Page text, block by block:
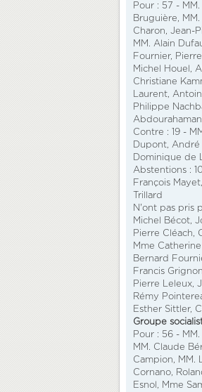
Pour : 57 -
Bruguière,
Charon, Jean-
MM. Alain
Fournier,
Michel Houel,
Christiane
Laurent,
Philippe
Contre : 19 -
Dupont, André
Dominique de
Abstentions :
François
Trillard
N'ont pas pris
Michel Bécot,
Pierre Cléach,
Mme
Bernard
Francis
Pierre Leleux,
Rémy
Esther Sittler,
Groupe
Pour : 56 -
MM. Claude
Campion, MM.
Cornano,
Esnol, Mme